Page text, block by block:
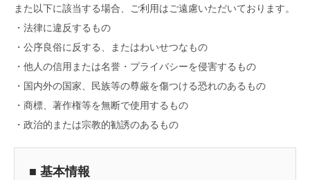
また以下に該当する場合、ご利用はご遠慮いただいております。
・法律に違反するもの
・公序良俗に反する、またはわいせつなもの
・他人の信用または名誉・プライバシーを侵害するもの
・国内外の国家、民族等の尊厳を傷つける恐れのあるもの
・商標、著作権等を無断で使用するもの
・政治的または宗教的勧誘のあるもの
■ 基本情報